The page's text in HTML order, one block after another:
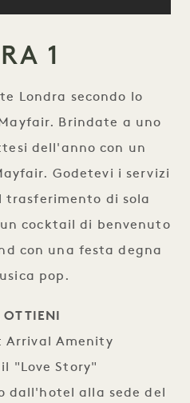
1
Londra secondo lo
Brindate a uno
dell'anno con un
Godetevi i servizi
trasferimento di sola
cocktail di benvenuto
con una festa degna
pop.
Arrival Amenity
"Love Story"
dall'hotel alla sede del